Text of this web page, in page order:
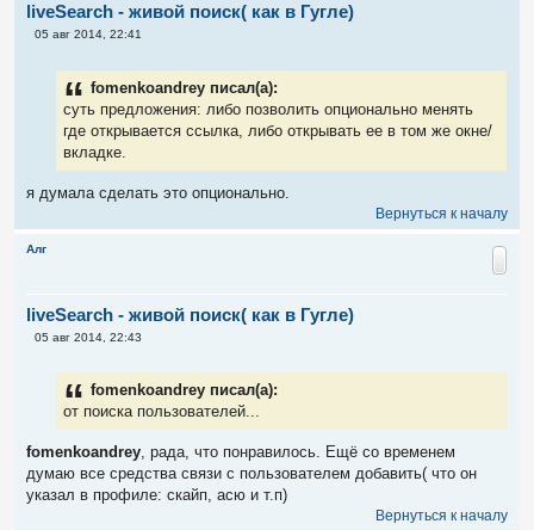
liveSearch - живой поиск( как в Гугле)
С
05 авг 2014, 22:41
fomenkoandrey писал(а):
суть предложения: либо позволить опционально менять
где открывается ссылка, либо открывать ее в том же окне/
вкладке.
я думала сделать это опционально.
Вернуться к началу
Алг
liveSearch - живой поиск( как в Гугле)
С
е
05 авг 2014, 22:43
fomenkoandrey писал(а):
от поиска пользователей...
fomenkoandrey , рада, что понравилось. Ещё со временем
думаю все средства связи с пользователем добавить( что он
указал в профиле: скайп, асю и т.п)
Вернуться к началу